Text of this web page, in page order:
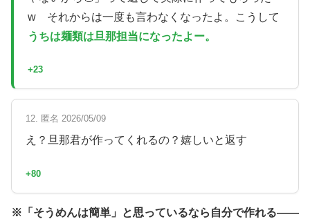
w それからは一度も言わなくなったよ。こうして
うちは麺類は旦那担当になったよー。
+23
12. 匿名 2026/05/09
え？旦那君が作ってくれるの？嬉しいと返す
+80
※「そうめんは簡単」と思っているなら自分で作れる——